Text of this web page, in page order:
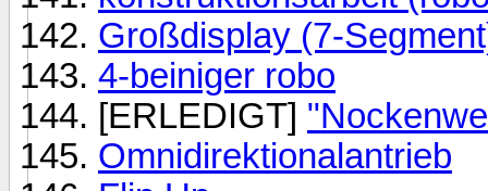
Großdisplay (7-
4-beiniger robo
[ERLEDIGT]
Omnidirektionalantrieb